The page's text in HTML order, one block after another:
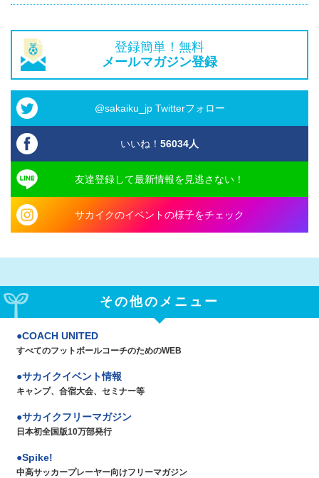
登録簡単！無料
メールマガジン登録
@sakaiku_jp Twitterフォロー
いいね！ 56034人
友達登録して最新情報を見逃さない！
サカイクのイベントの様子をチェック
その他のメニュー
COACH UNITED
すべてのフットボールコーチのためのWEB
サカイクイベント情報
キャンプ、合宿大会、セミナー等
サカイクフリーマガジン
日本初全国版10万部発行
Spike!
中高サッカープレーヤー向けフリーマガジン